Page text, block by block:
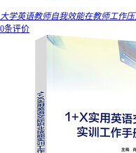
大学英语教师自我效能在教师工作
0条评价